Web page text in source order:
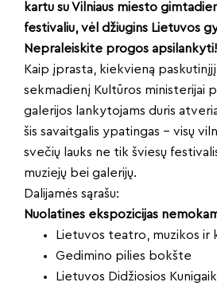
kartu su Vilniaus miesto
festivaliu, vėl džiugins Lietuvos
Nepraleiskite progos apsilankyti!
Kaip įprasta, kiekvieną
sekmadienį Kultūros ministerijai
galerijos lankytojams duris
šis savaitgalis ypatingas – visų
svečių lauks ne tik šviesų
muziejų bei galerijų.
Dalijamės sąrašu:
Nuolatines ekspozicijas
Lietuvos teatro, muzikos ir
Gedimino pilies bokšte
Lietuvos Didžiosios